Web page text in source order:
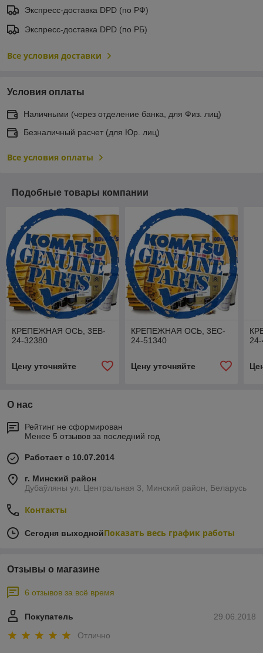
Экспресс-доставка DPD (по РФ)
Экспресс-доставка DPD (по РБ)
Все условия доставки
Условия оплаты
Наличными (через отделение банка, для Физ. лиц)
Безналичный расчет (для Юр. лиц)
Все условия оплаты
Подобные товары компании
КРЕПЕЖНАЯ ОСЬ, 3EB-
24-32380
Цену уточняйте
КРЕПЕЖНАЯ ОСЬ, 3EC-
24-51340
Цену уточняйте
О нас
Рейтинг не сформирован
Менее 5 отзывов за последний год
Работает с 10.07.2014
г. Минский район
Дубаўляны ул. Центральная 3, Минский район, Беларусь
Контакты
Сегодня выходнойПоказать весь график работы
Отзывы о магазине
6 отзывов за всё время
29.06.2018
Покупатель
Отлично